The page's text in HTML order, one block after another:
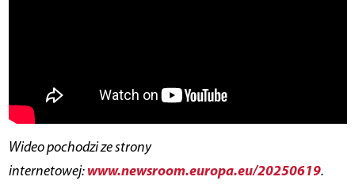
Wideo pochodzi ze strony
internetowej:www.newsroom.europa.eu/20250619.